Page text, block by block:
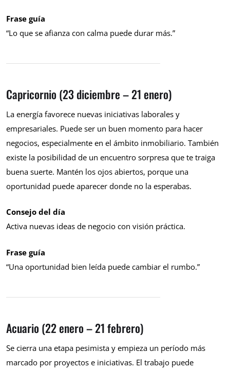
Frase guía
“Lo que se afianza con calma puede durar más.”
Capricornio (23 diciembre – 21 enero)
La energía favorece nuevas iniciativas laborales y
empresariales. Puede ser un buen momento para hacer
negocios, especialmente en el ámbito inmobiliario. También
existe la posibilidad de un encuentro sorpresa que te traiga
buena suerte. Mantén los ojos abiertos, porque una
oportunidad puede aparecer donde no la esperabas.
Consejo del día
Activa nuevas ideas de negocio con visión práctica.
Frase guía
“Una oportunidad bien leída puede cambiar el rumbo.”
Acuario (22 enero – 21 febrero)
Se cierra una etapa pesimista y empieza un período más
marcado por proyectos e iniciativas. El trabajo puede